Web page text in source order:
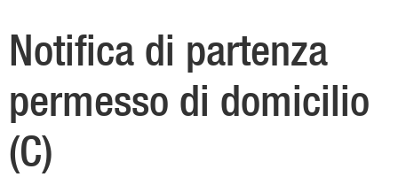
Notifica di partenza
permesso di domicilio
(C)